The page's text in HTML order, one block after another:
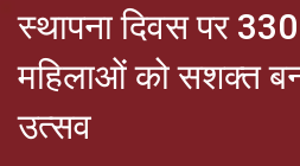
स्थापना दिवस पर 330
महिलाओं को सशक्त
उत्सव